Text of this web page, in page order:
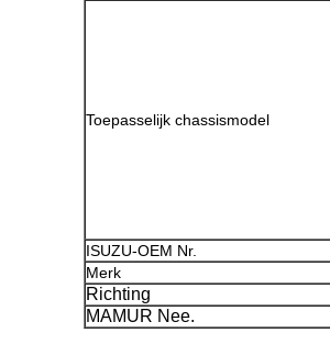
Toepasselijk chassismodel
ISUZU-OEM Nr.
Merk
Richting
MAMUR Nee.